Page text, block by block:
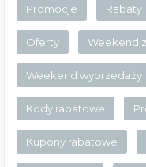
Promocje Rabaty
Oferty Weekend
Weekend wyprzedaży
Kody rabatowe
Kupony rabatowe